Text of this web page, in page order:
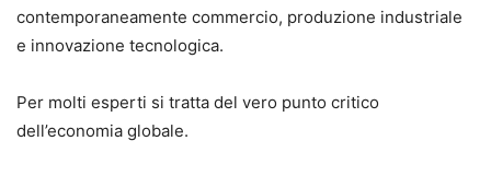
contemporaneamente commercio, produzione industriale
e innovazione tecnologica.
Per molti esperti si tratta del vero punto critico
dell’economia globale.